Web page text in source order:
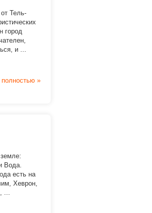
Тель-
город
и ...
полностью »
Вода.
есть на
Хеврон,
...